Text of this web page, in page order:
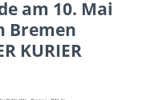
am 10. Mai
Bremen
KURIER